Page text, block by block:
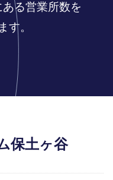
神奈川
る営業所数を
す。
保土ヶ谷